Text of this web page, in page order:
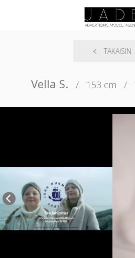
TAKAISIN
Vella S. / 153 cm /